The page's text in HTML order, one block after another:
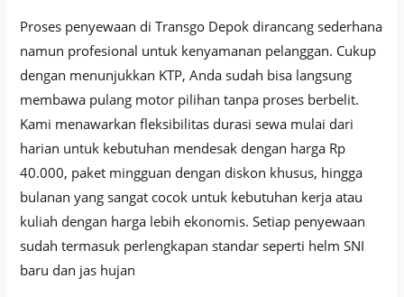
Proses penyewaan di Transgo Depok dirancang sederhana
namun profesional untuk kenyamanan pelanggan. Cukup
dengan menunjukkan KTP, Anda sudah bisa langsung
membawa pulang motor pilihan tanpa proses berbelit.
Kami menawarkan fleksibilitas durasi sewa mulai dari
harian untuk kebutuhan mendesak dengan harga Rp
40.000, paket mingguan dengan diskon khusus, hingga
bulanan yang sangat cocok untuk kebutuhan kerja atau
kuliah dengan harga lebih ekonomis. Setiap penyewaan
sudah termasuk perlengkapan standar seperti helm SNI
baru dan jas hujan